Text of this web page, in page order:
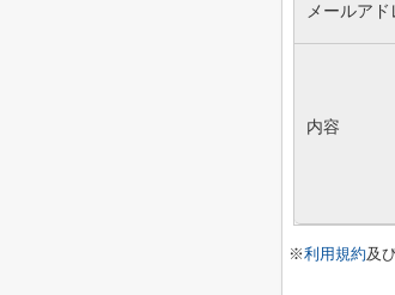
メールアド
内容
※利用規約及